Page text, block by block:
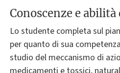
Conoscenze e
Lo studente completa sul
per quanto di sua
studio del meccanismo di